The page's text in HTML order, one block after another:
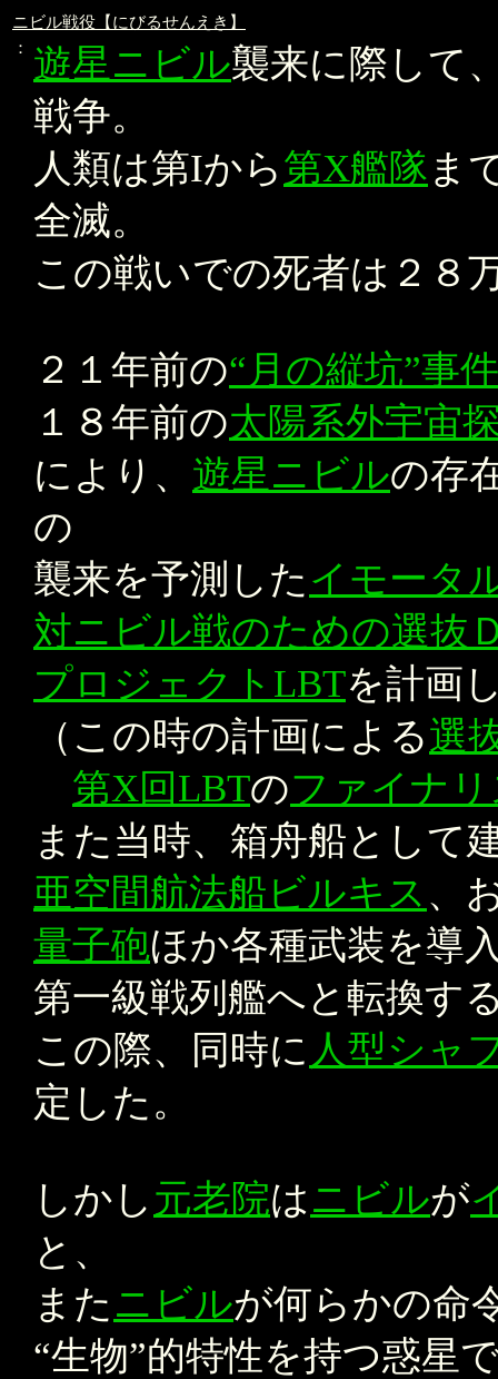
ニビル戦役【にびるせんえき】
：
遊星ニビル襲来に際して
戦争。
人類は第Iから第X艦隊ま
全滅。
この戦いでの死者は２８
２１年前の“月の縦坑”事件
１８年前の太陽系外宇宙
により、 遊星ニビルの存
の
襲来を予測した イモータ
対ニビル戦のための選抜
プロジェクトLBTを計画
（この時の計画による選
第X回LBTのファイナ
また当時、箱舟船として
亜空間航法船ビルキス 、
量子砲ほか各種武装を導
第一級戦列艦へと転換す
この際、同時に 人型シャ
定した。
しかし 元老院はニビルが
と、
また ニビルが何らかの命
“生物”的特性を持つ惑星